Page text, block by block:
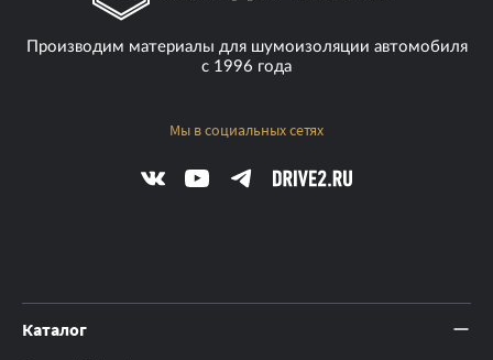
Каталог
Производим материалы для шумоизоляции автомобиля
с 1996 года
Мы в социальных сетях